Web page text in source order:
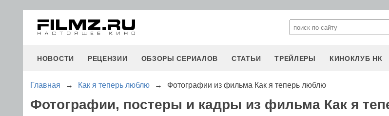
НОВОСТИ РЕЦЕНЗИИ ОБЗОРЫ СЕРИАЛОВ СТАТЬИ ТРЕЙЛЕРЫ КИНОКЛУБ НК
Главная → Как я теперь люблю → Фотографии из фильма Как я теперь люблю
Фотографии, постеры и кадры из фильма Как я